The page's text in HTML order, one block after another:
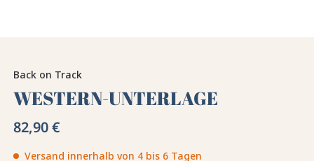
Back on Track
WESTERN-UNTERLAGE
82,90 €
Versand innerhalb von 4 bis 6 Tagen